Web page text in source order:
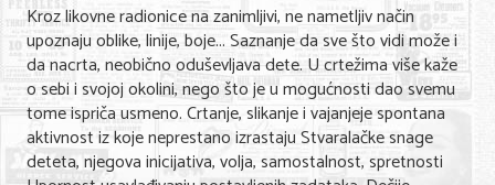
Shopping
Sve za venčanje
Sve za decu
Kuća i bašta
Kroz likovne radionice na zanimljivi, ne nametljiv način
upoznaju oblike, linije, boje... Saznanje da sve što vidi može i
da nacrta, neobično oduševljava dete. U crtežima više kaže
o sebi i svojoj okolini, nego što je u mogućnosti dao svemu
tome ispriča usmeno. Crtanje, slikanje i vajanjeje spontana
aktivnost iz koje neprestano izrastaju Stvaralačke snage
deteta, njegova inicijativa, volja, samostalnost, spretnosti